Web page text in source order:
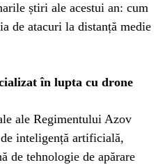
știri ale acestui an: cum
de atacuri la distanță medie
în lupta cu drone
ale Regimentului Azov
inteligență artificială,
de tehnologie de apărare